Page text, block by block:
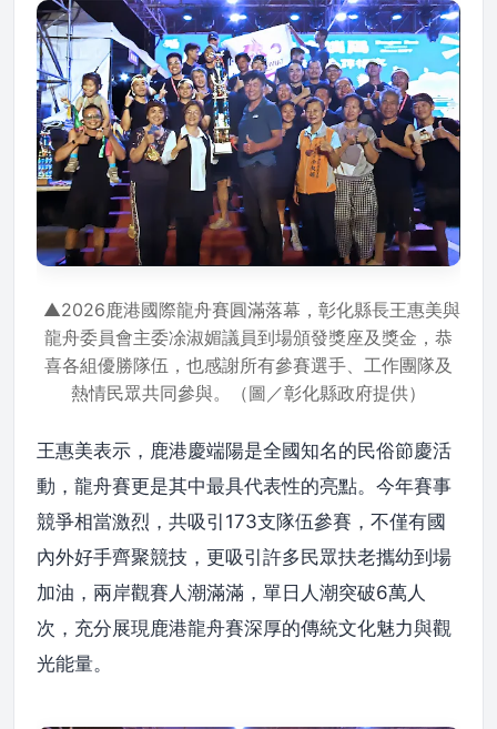
▲2026鹿港國際龍舟賽圓滿落幕，彰化縣長王惠美與
龍舟委員會主委凃淑媚議員到場頒發獎座及獎金，恭
喜各組優勝隊伍，也感謝所有參賽選手、工作團隊及
熱情民眾共同參與。（圖／彰化縣政府提供）
王惠美表示，鹿港慶端陽是全國知名的民俗節慶活
動，龍舟賽更是其中最具代表性的亮點。今年賽事
競爭相當激烈，共吸引173支隊伍參賽，不僅有國
內外好手齊聚競技，更吸引許多民眾扶老攜幼到場
加油，兩岸觀賽人潮滿滿，單日人潮突破6萬人
次，充分展現鹿港龍舟賽深厚的傳統文化魅力與觀
光能量。